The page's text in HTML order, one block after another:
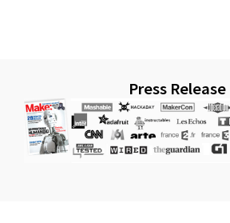
Press Release